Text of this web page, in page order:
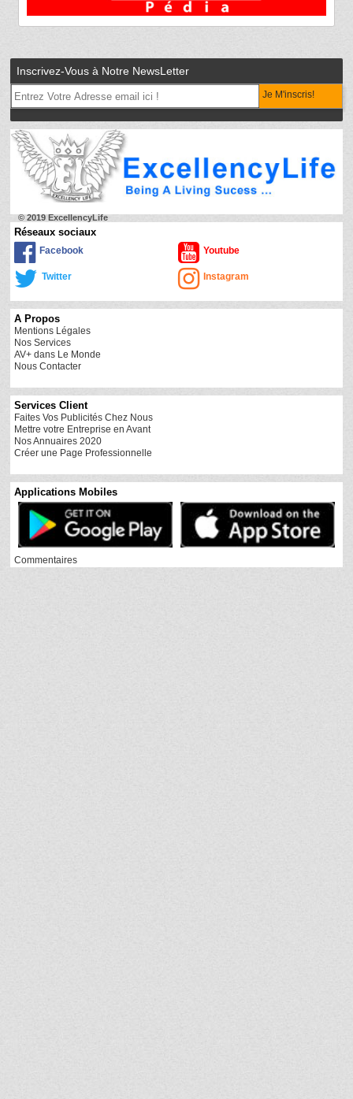
Inscrivez-Vous à Notre NewsLetter
Je M'inscris!
© 2019 ExcellencyLife
Réseaux sociaux
Facebook Youtube
Twitter Instagram
A Propos
Mentions Légales
Nos Services
AV+ dans Le Monde
Nous Contacter
Services Client
Faites Vos Publicités Chez Nous
Mettre votre Entreprise en Avant
Nos Annuaires 2020
Créer une Page Professionnelle
Applications Mobiles
Commentaires